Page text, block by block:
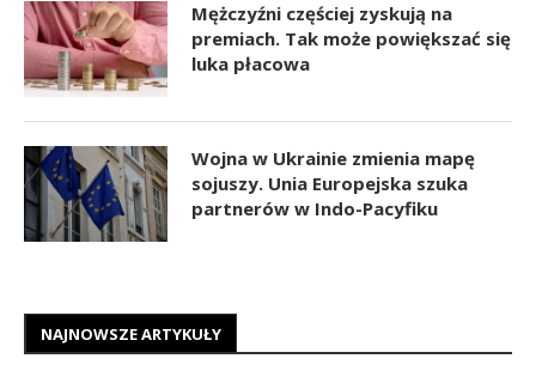
Mężczyźni częściej zyskują na
premiach. Tak może powiększać się
luka płacowa
Wojna w Ukrainie zmienia mapę
sojuszy. Unia Europejska szuka
partnerów w Indo-Pacyfiku
NAJNOWSZE ARTYKUŁY